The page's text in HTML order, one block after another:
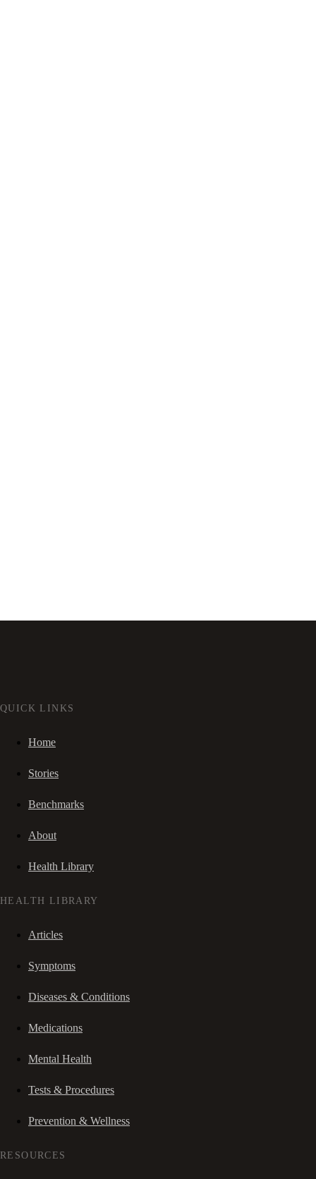
QUICK LINKS
Home
Stories
Benchmarks
About
Health Library
HEALTH LIBRARY
Articles
Symptoms
Diseases & Conditions
Medications
Mental Health
Tests & Procedures
Prevention & Wellness
RESOURCES